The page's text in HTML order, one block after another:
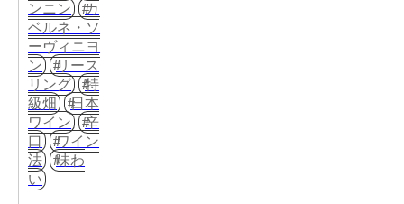
ンニン
カ
ベルネ・ソ
ーヴィニヨ
ン
リース
リング
特
級畑
日本
ワイン
辛
口
ワイン
法
味わ
い